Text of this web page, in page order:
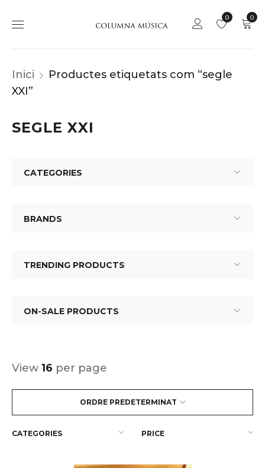
0
0
Inici
Productes etiquetats com “segle
XXI”
SEGLE XXI
CATEGORIES
BRANDS
TRENDING PRODUCTS
ON-SALE PRODUCTS
ORDRE PREDETERMINAT
View 16 per page
CATEGORIES PRICE